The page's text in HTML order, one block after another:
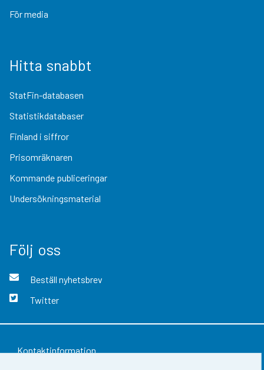
För media
Hitta snabbt
StatFin-databasen
Statistikdatabaser
Finland i siffror
Prisomräknaren
Kommande publiceringar
Undersökningsmaterial
Följ oss
Beställ nyhetsbrev
Twitter
Kontaktinformation